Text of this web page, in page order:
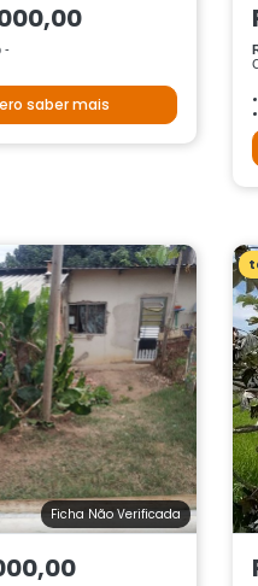
-
saber mais
Ficha Não Verificada